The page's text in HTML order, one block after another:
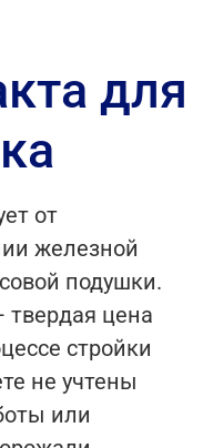
для
от
железной
подушки.
цена
стройки
не учтены
или